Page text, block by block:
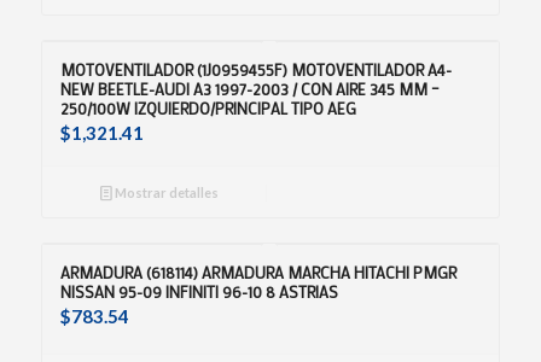
MOTOVENTILADOR (1J0959455F) MOTOVENTILADOR A4-
NEW BEETLE-AUDI A3 1997-2003 / CON AIRE 345 MM –
250/100W IZQUIERDO/PRINCIPAL TIPO AEG
$1,321.41
Mostrar detalles
ARMADURA (618114) ARMADURA MARCHA HITACHI PMGR
NISSAN 95-09 INFINITI 96-10 8 ASTRIAS
$783.54